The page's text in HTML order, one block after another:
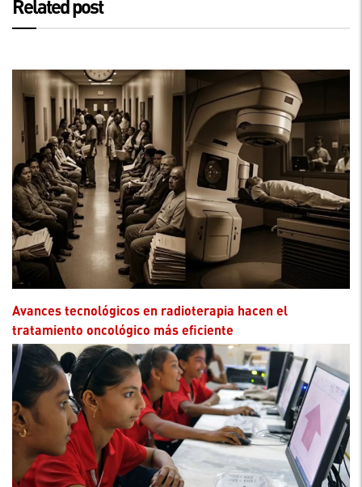
Related post
Avances tecnológicos en radioterapia hacen el
tratamiento oncológico más eficiente